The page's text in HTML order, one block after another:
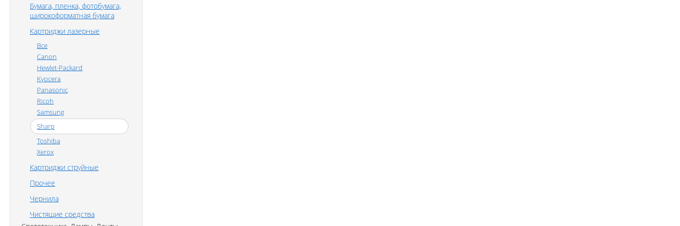
Бумага, пленка, фотобумага,
широкоформатная бумага
Картриджи лазерные
Все
Canon
Hewlet-Packard
Kyocera
Panasonic
Ricoh
Samsung
Sharp
Toshiba
Xerox
Картриджи струйные
Прочее
Чернила
Чистящие средства